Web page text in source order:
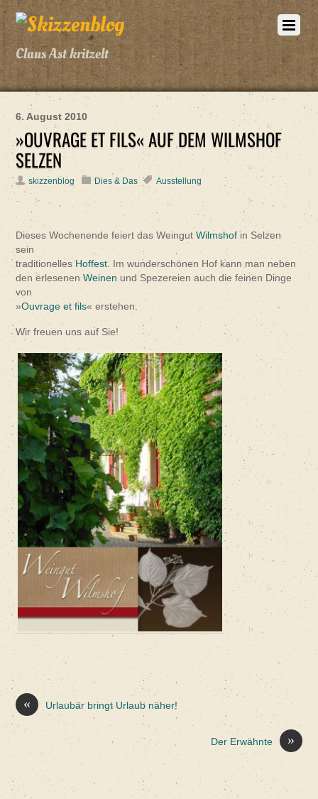
Claus Ast kritzelt
6. August 2010
»OUVRAGE ET FILS« AUF DEM WILMSHOF
SELZEN
skizzenblog Dies & Das Ausstellung
Dieses Wochenende feiert das WeingutWilmshofin Selzen
sein
traditionellesHoffest . Im wunderschönen Hof kann man neben
den erlesenenWeinen und Spezereien auch die feinen Dinge
von
»Ouvrage et fils« erstehen.
Wir freuen uns auf Sie!
« Urlaubär bringt Urlaub näher!
»
Der Erwähnte